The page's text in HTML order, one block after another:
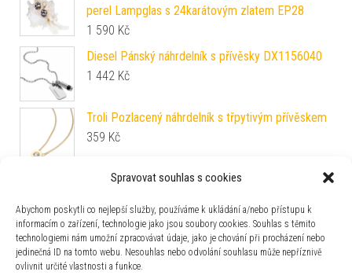
Spravovat souhlas s cookies
Abychom poskytli co nejlepší služby, používáme k ukládání a/nebo přístupu k
informacím o zařízení, technologie jako jsou soubory cookies. Souhlas s těmito
technologiemi nám umožní zpracovávat údaje, jako je chování při procházení nebo
jedinečná ID na tomto webu. Nesouhlas nebo odvolání souhlasu může nepříznivě
ovlivnit určité vlastnosti a funkce.
perel Lampglas s 24karátovým zlatem EP28
1 590 Kč
Diesel Pánský náhrdelník s přívěsky DX1156040
1 442 Kč
Troli Pozlacený náhrdelník s třpytivým přívěskem
359 Kč
Lotus Silver Elegantní stříbrné náušnice kruhy
990Kč
Brilio Silver Půvabné stříbrné náušnice s vínovými
zirkony EA126WR